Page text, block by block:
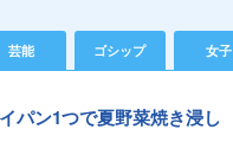
芸能 ゴシップ 女子
パン1つで夏野菜焼き浸し